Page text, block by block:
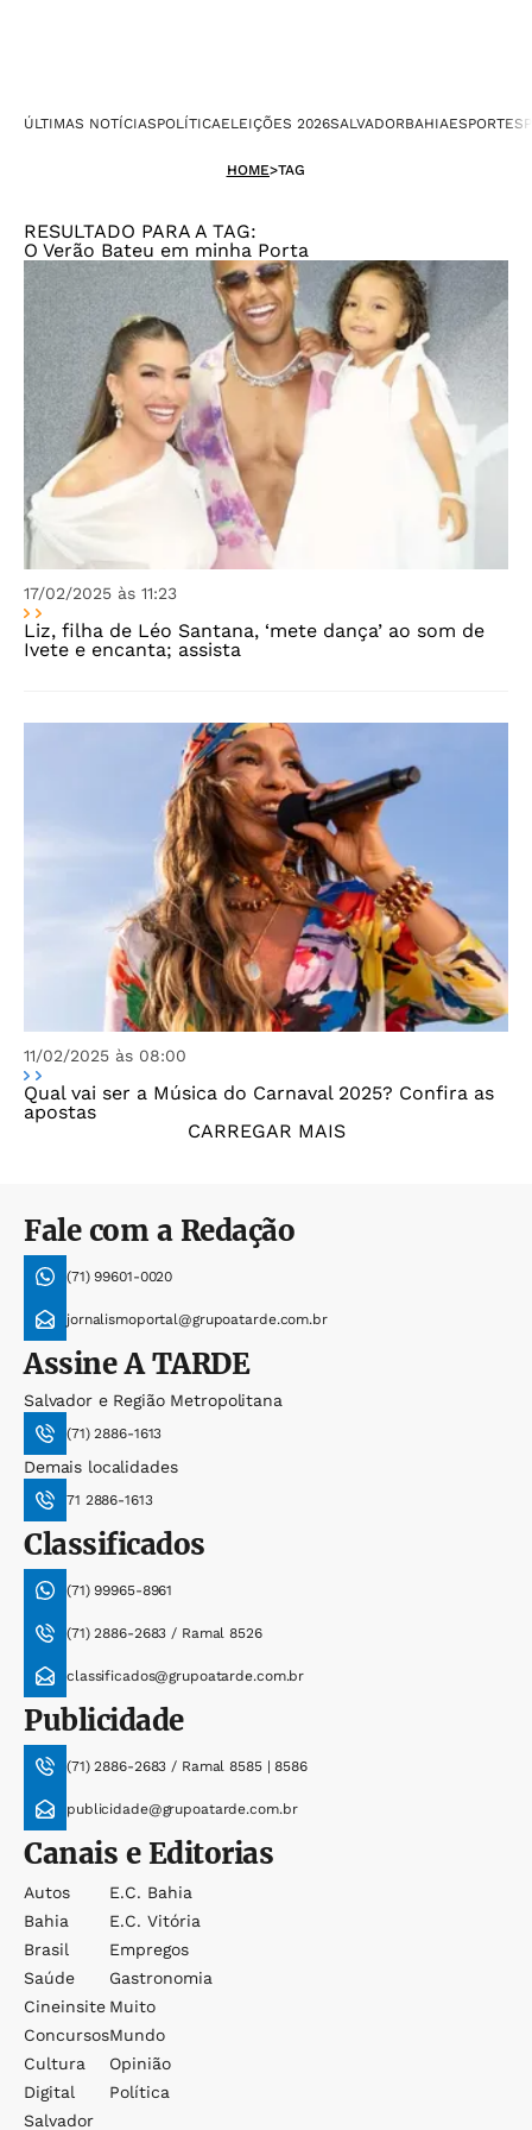
ÚLTIMAS NOTÍCIASPOLÍTICAELEIÇÕES 2026SALVADORBAHIAESPORTES
HOME>TAG
RESULTADO PARA A TAG:
O Verão Bateu em minha Porta
17/02/2025 às 11:23
Liz, filha de Léo Santana, ‘mete dança’ ao som de
Ivete e encanta; assista
11/02/2025 às 08:00
Qual vai ser a Música do Carnaval 2025? Confira as
apostas
CARREGAR MAIS
Fale com a Redação
(71) 99601-0020
jornalismoportal@grupoatarde.com.br
AssineA TARDE
Salvador e Região Metropolitana
(71) 2886-1613
Demais localidades
71 2886-1613
Classificados
(71) 99965-8961
(71) 2886-2683 / Ramal 8526
classificados@grupoatarde.com.br
Publicidade
(71) 2886-2683 / Ramal 8585 | 8586
publicidade@grupoatarde.com.br
Canais e Editorias
Autos
Bahia
Brasil
Saúde
Cineinsite
Concursos
Cultura
Digital
Salvador
E.c. Bahia
E.c. Vitória
Empregos
Gastronomia
Muito
Mundo
Opinião
Política